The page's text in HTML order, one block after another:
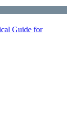
Guide for